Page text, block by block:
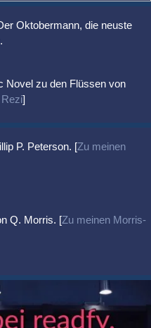
Oktobermann, die neuste
Novel zu den Flüssen von
]
P. Peterson. [Zu meinen
Q. Morris. [Zu meinen Morris-